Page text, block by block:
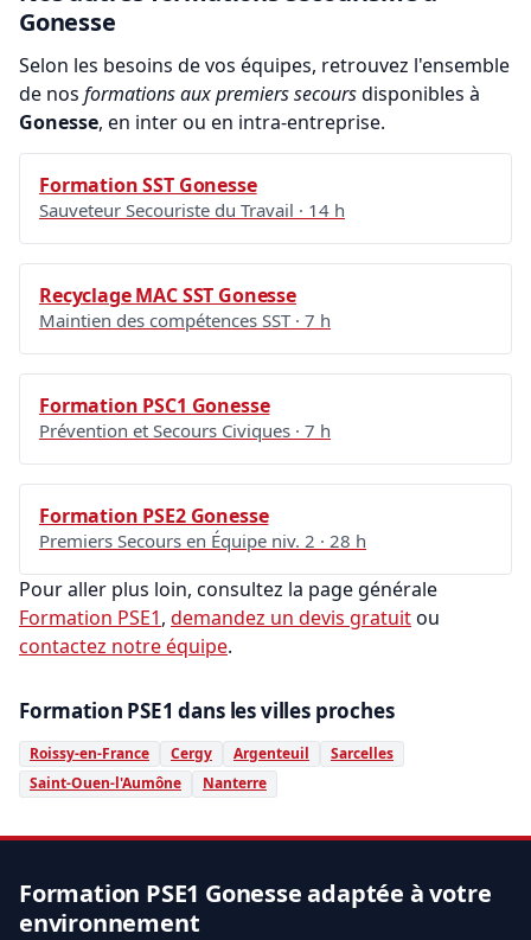
Gonesse
Selon les besoins de vos équipes, retrouvez l'ensemble
de nos formations aux premiers secoursdisponibles à
Gonesse, en inter ou en intra-entreprise.
Formation SST Gonesse
Sauveteur Secouriste du Travail · 14 h
Recyclage MAC SST Gonesse
Maintien des compétences SST · 7 h
Formation PSC1 Gonesse
Prévention et Secours Civiques · 7 h
Formation PSE2 Gonesse
Premiers Secours en Équipe niv. 2 · 28 h
Pour aller plus loin, consultez la page générale
Formation PSE1, demandez un devis gratuitou
contactez notre équipe.
Formation PSE1 dans les villes proches
Roissy-en-France Cergy Argenteuil
Sarcelles
Saint-Ouen-l'Aumône
Nanterre
Formation PSE1 Gonesse adaptée à votre
environnement